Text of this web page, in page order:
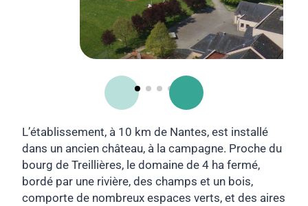
L’établissement, à 10 km de Nantes, est installé
dans un ancien château, à la campagne. Proche du
bourg de Treillières, le domaine de 4 ha fermé,
bordé par une rivière, des champs et un bois,
comporte de nombreux espaces verts, et des aires